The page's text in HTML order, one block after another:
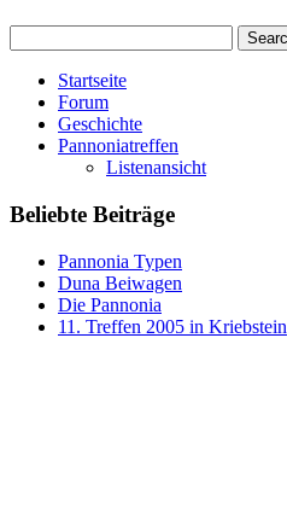
Startseite
Forum
Geschichte
Pannoniatreffen
Listenansicht
Beliebte Beiträge
Pannonia Typen
Duna Beiwagen
Die Pannonia
11. Treffen 2005 in Kriebstein